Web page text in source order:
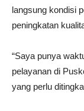
langsung kondisi
peningkatan
“Saya punya
pelayanan di
yang perlu